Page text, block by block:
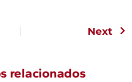
Next
relacionados